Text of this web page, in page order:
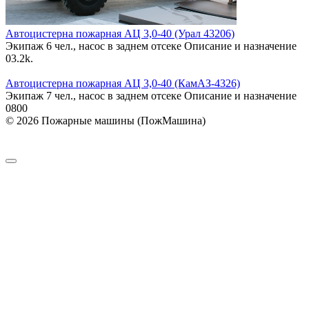
Автоцистерна пожарная АЦ 3,0-40 (Урал 43206)
Экипаж 6 чел., насос в заднем отсеке Описание и назначение
03.2k.
Автоцистерна пожарная АЦ 3,0-40 (КамАЗ-4326)
Экипаж 7 чел., насос в заднем отсеке Описание и назначение
0800
© 2026 Пожарные машины (ПожМашина)